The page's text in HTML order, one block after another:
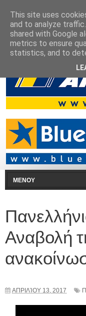
Αναβολή
ΑΠΡΙΛΊΟΥ 13, 2017
This site uses
and to analyze
shared with Google
metrics to ensure
statistics, and to